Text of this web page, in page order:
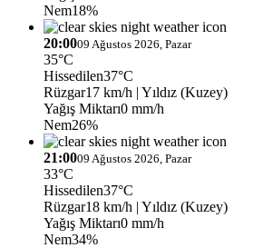
Nem18%
20:0009 Ağustos 2026, Pazar
35°C
Hissedilen37°C
Rüzgar17 km/h | Yıldız (Kuzey)
Yağış Miktarı0 mm/h
Nem26%
21:0009 Ağustos 2026, Pazar
33°C
Hissedilen37°C
Rüzgar18 km/h | Yıldız (Kuzey)
Yağış Miktarı0 mm/h
Nem34%